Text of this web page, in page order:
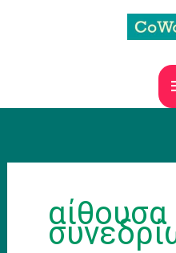
αίθουσα